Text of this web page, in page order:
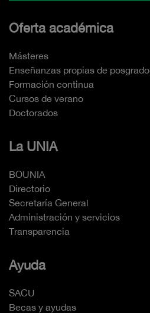
Oferta académica
Másteres
Enseñanzas propias de posgrado
Formación continua
Cursos de verano
Doctorados
La UNIA
BOUNIA
Directorio
Secretaría General
Administración y servicios
Transparencia
Ayuda
SACU
Becas y ayudas